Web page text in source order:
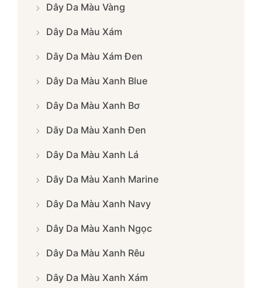
Dây Da Màu Vàng
Dây Da Màu Xám
Dây Da Màu Xám Đen
Dây Da Màu Xanh Blue
Dây Da Màu Xanh Bơ
Dây Da Màu Xanh Đen
Dây Da Màu Xanh Lá
Dây Da Màu Xanh Marine
Dây Da Màu Xanh Navy
Dây Da Màu Xanh Ngọc
Dây Da Màu Xanh Rêu
Dây Da Màu Xanh Xám